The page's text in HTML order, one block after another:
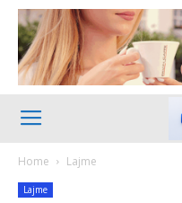
Home Lajme
Lajme